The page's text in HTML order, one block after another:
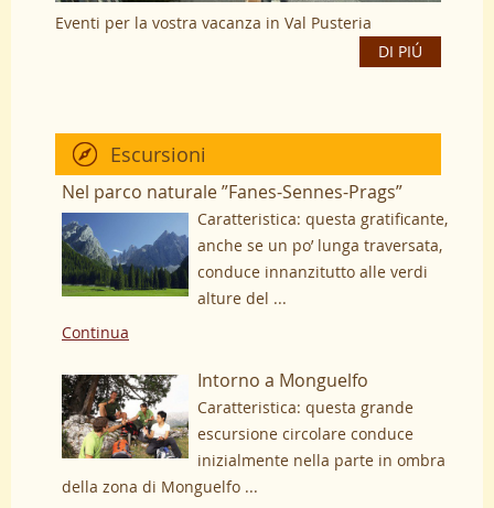
Eventi per la vostra vacanza in Val Pusteria
DI PIÚ
Escursioni
Nel parco naturale ”Fanes-Sennes-Prags”
Caratteristica: questa gratificante,
anche se un po’ lunga traversata,
conduce innanzitutto alle verdi
alture del ...
Continua
Intorno a Monguelfo
Caratteristica: questa grande
escursione circolare conduce
inizialmente nella parte in ombra
della zona di Monguelfo ...